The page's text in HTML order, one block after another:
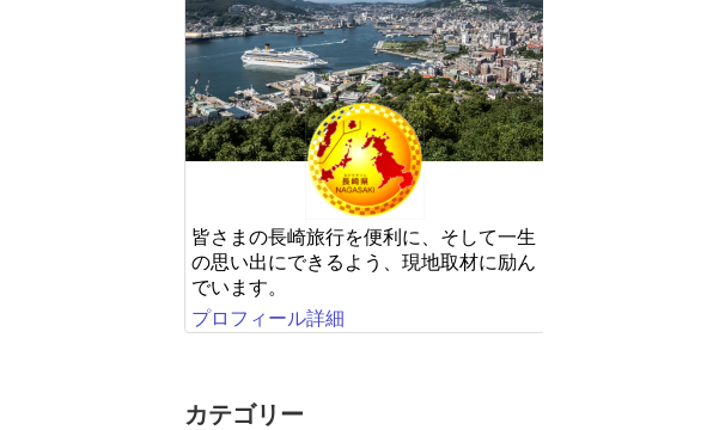
皆さまの長崎旅行を便利に、そして一生
の思い出にできるよう、現地取材に励ん
でいます。
プロフィール詳細
カテゴリー